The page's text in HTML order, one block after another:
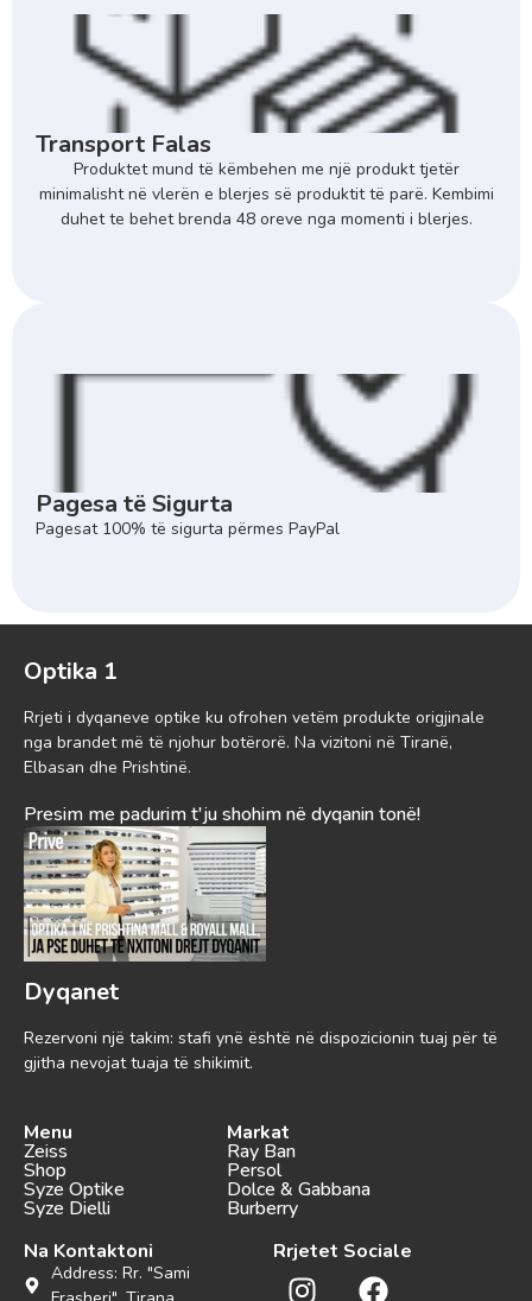
Transport Falas
Produktet mund të këmbehen me një produkt tjetër
minimalisht në vlerën e blerjes së produktit të parë. Kembimi
duhet te behet brenda 48 oreve nga momenti i blerjes.
Pagesa të Sigurta
Pagesat 100% të sigurta përmes PayPal
Optika 1
Rrjeti i dyqaneve optike ku ofrohen vetëm produkte origjinale
nga brandet më të njohur botërorë. Na vizitoni në Tiranë,
Elbasan dhe Prishtinë.
Presim me padurim t'ju shohim në dyqanin tonë!
Dyqanet
Rezervoni një takim: stafi ynë është në dispozicionin tuaj për të
gjitha nevojat tuaja të shikimit.
Menu
Zeiss
Shop
Syze Optike
Syze Dielli
Markat
Ray Ban
Persol
Dolce & Gabbana
Burberry
Na Kontaktoni
Address: Rr. "Sami
Rrjetet Sociale